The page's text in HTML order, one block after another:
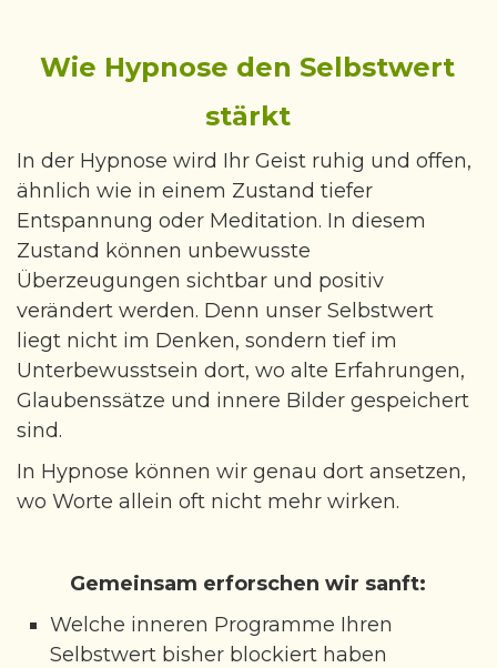
Wie Hypnose den Selbstwert
stärkt
In der Hypnose wird Ihr Geist ruhig und offen,
ähnlich wie in einem Zustand tiefer
Entspannung oder Meditation. In diesem
Zustand können unbewusste
Überzeugungen sichtbar und positiv
verändert werden. Denn unser Selbstwert
liegt nicht im Denken, sondern tief im
Unterbewusstsein dort, wo alte Erfahrungen,
Glaubenssätze und innere Bilder gespeichert
sind.
In Hypnose können wir genau dort ansetzen,
wo Worte allein oft nicht mehr wirken.
Gemeinsam erforschen wir sanft:
Welche inneren Programme Ihren
Selbstwert bisher blockiert haben